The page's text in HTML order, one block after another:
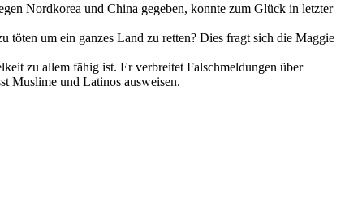
Nordkorea und China gegeben, konnte zum Glück in letzter
um ein ganzes Land zu retten? Dies fragt sich die Maggie
zu allem fähig ist. Er verbreitet Falschmeldungen über
Muslime und Latinos ausweisen.